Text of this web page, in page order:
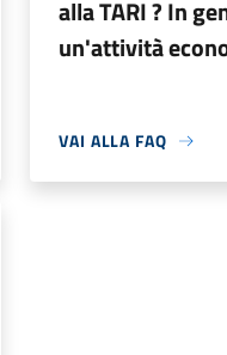
alla TARI ? In
un'attività
VAI ALLA FAQ